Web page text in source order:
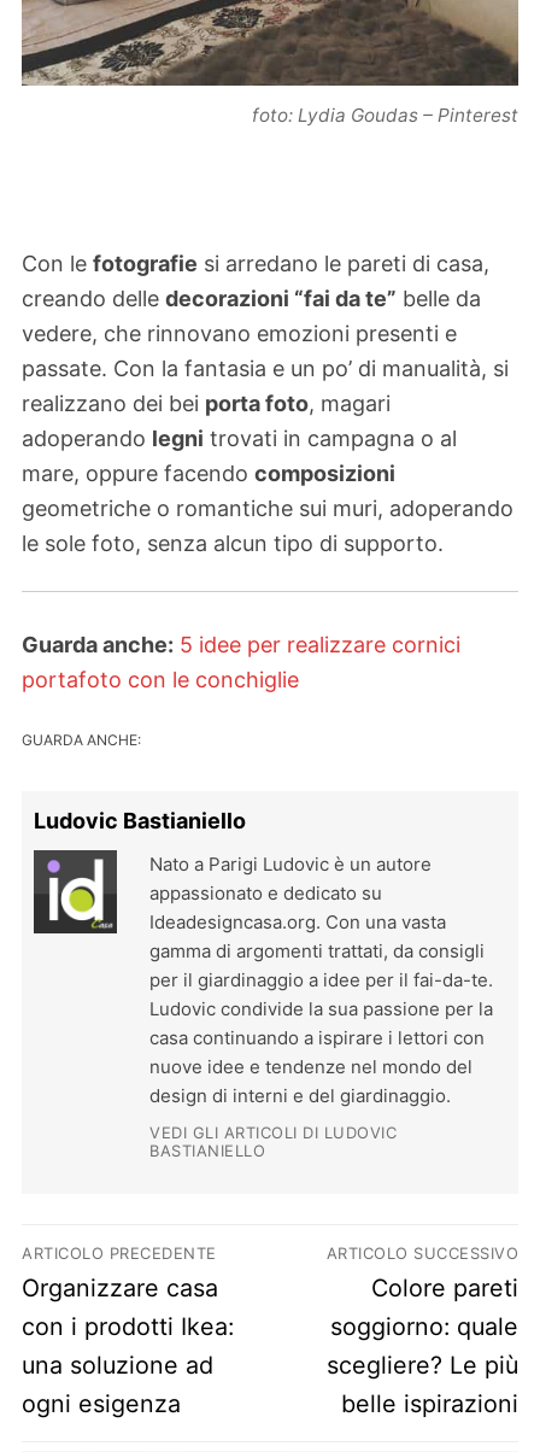
foto: Lydia Goudas – Pinterest
Con le fotografie si arredano le pareti di casa,
creando delle decorazioni “fai da te” belle da
vedere, che rinnovano emozioni presenti e
passate. Con la fantasia e un po’ di manualità, si
realizzano dei bei porta foto, magari
adoperando legni trovati in campagna o al
mare, oppure facendo composizioni
geometriche o romantiche sui muri, adoperando
le sole foto, senza alcun tipo di supporto.
Guarda anche: 5 idee per realizzare cornici
portafoto con le conchiglie
GUARDA ANCHE:
Ludovic Bastianiello
Nato a Parigi Ludovic è un autore
appassionato e dedicato su
Ideadesigncasa.org. Con una vasta
gamma di argomenti trattati, da consigli
per il giardinaggio a idee per il fai-da-te.
Ludovic condivide la sua passione per la
casa continuando a ispirare i lettori con
nuove idee e tendenze nel mondo del
design di interni e del giardinaggio.
VEDI GLI ARTICOLI DI LUDOVIC
BASTIANIELLO
Navigazione articoli
ARTICOLO PRECEDENTE
Previous post:
Organizzare casa
con i prodotti Ikea:
una soluzione ad
ogni esigenza
ARTICOLO SUCCESSIVO
Next post:
Colore pareti
soggiorno: quale
scegliere? Le più
belle ispirazioni